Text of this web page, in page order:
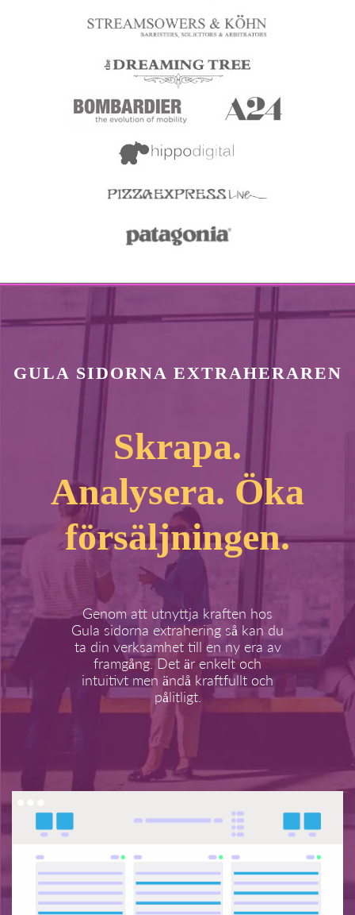
GULA SIDORNA EXTRAHERAREN
Skrapa.
Analysera. Öka
försäljningen.
Genom att utnyttja kraften hos
Gula sidorna extrahering så kan du
ta din verksamhet till en ny era av
framgång. Det är enkelt och
intuitivt men ändå kraftfullt och
pålitligt.